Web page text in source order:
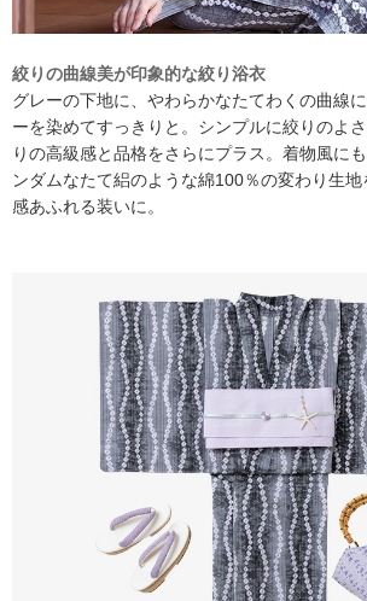
絞りの曲線美が印象的な絞り浴衣
グレーの下地に、やわらかなたてわくの曲線
ーを染めてすっきりと。シンプルに絞りのよ
りの高級感と品格をさらにプラス。着物風に
ンダムなたて絽のような綿100％の変わり生
感あふれる装いに。